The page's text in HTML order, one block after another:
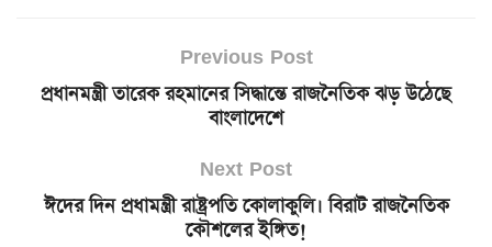
Previous Post
প্রধানমন্ত্রী তারেক রহমানের সিদ্ধান্তে রাজনৈতিক ঝড় উঠেছে
বাংলাদেশে
Next Post
ঈদের দিন প্রধামন্ত্রী রাষ্ট্রপতি কোলাকুলি। বিরাট রাজনৈতিক
কৌশলের ইঙ্গিত!